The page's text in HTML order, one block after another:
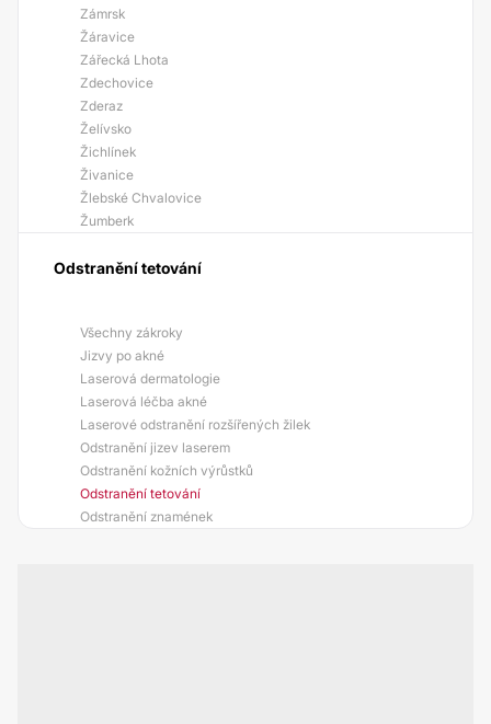
Zámrsk
Žáravice
Zářecká Lhota
Zdechovice
Zderaz
Želívsko
Žichlínek
Živanice
Žlebské Chvalovice
Žumberk
Odstranění tetování
Všechny zákroky
Jizvy po akné
Laserová dermatologie
Laserová léčba akné
Laserové odstranění rozšířených žilek
Odstranění jizev laserem
Odstranění kožních výrůstků
Odstranění tetování
Odstranění znamének